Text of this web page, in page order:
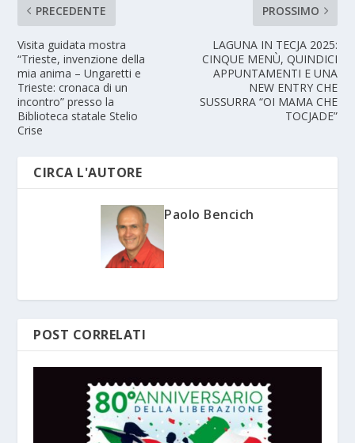
PRECEDENTE
Visita guidata mostra
“Trieste, invenzione della
mia anima – Ungaretti e
Trieste: cronaca di un
incontro” presso la
Biblioteca statale Stelio
Crise
PROSSIMO
LAGUNA IN TECJA 2025:
CINQUE MENÙ, QUINDICI
APPUNTAMENTI E UNA
NEW ENTRY CHE
SUSSURRA “OI MAMA CHE
TOCJADE”
CIRCA L'AUTORE
Paolo Bencich
POST CORRELATI